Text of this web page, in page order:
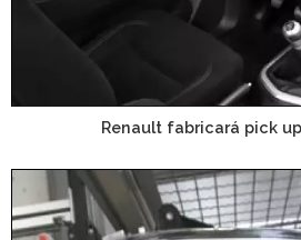
Renault fabricará pick